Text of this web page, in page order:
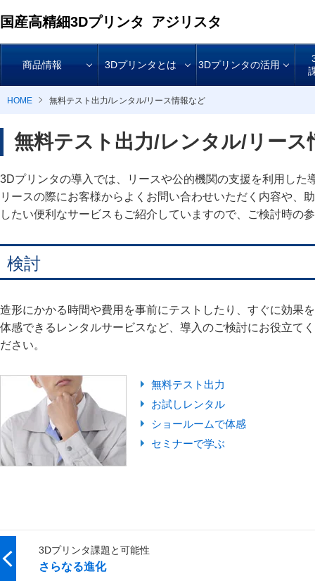
国産高精細3Dプリンタ アジリスタ
商品情報 3Dプリンタとは 3Dプリンタの活用
HOME 無料テスト出力/レンタル/リース情報など
無料テスト出力/レンタル/リース
3Dプリンタの導入では、リースや公的機関の支援を利用した
リースの際にお客様からよくお問い合わせいただく内容や、
したい便利なサービスもご紹介していますので、ご検討時の
検討
造形にかかる時間や費用を事前にテストしたり、すぐに効果を
体感できるレンタルサービスなど、導入のご検討にお役立てく
ださい。
無料テスト出力
お試しレンタル
ショールームで体感
セミナーで学ぶ
3Dプリンタ課題と可能性
さらなる進化